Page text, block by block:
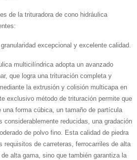
de la trituradora de cono hidráulica
excepcional y excelente calidad.
multicilíndrica adopta un avanzado
que logra una trituración completa y
la extrusión y colisión multicapa en
exclusivo método de trituración permite que
una forma cúbica, un tamaño de partícula
considerablemente reducidas, una gradación
de polvo fino. Esta calidad de piedra
requisitos de carreteras, ferrocarriles de alta
alta gama, sino que también garantiza la